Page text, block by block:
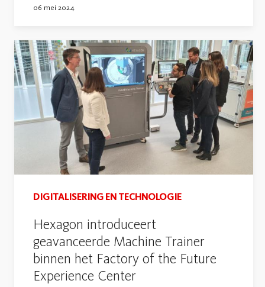
06 mei 2024
DIGITALISERING EN TECHNOLOGIE
Hexagon introduceert
geavanceerde Machine Trainer
binnen het Factory of the Future
Experience Center